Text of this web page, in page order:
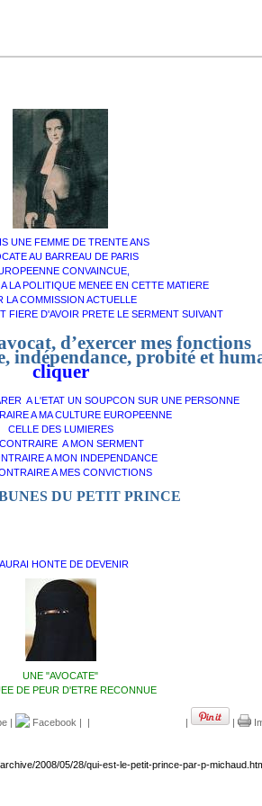
UNE FEMME DE TRENTE ANS
AU BARREAU DE PARIS
CONVAINCUE,
LA POLITIQUE MENEE EN CETTE MATIERE
LA COMMISSION ACTUELLE
FIERE D'AVOIR PRETE LE SERMENT SUIVANT
d’exercer mes fonctions
indépendance, probité et
cliquer
A L'ETAT UN SOUPCON SUR UNE PERSONNE
A MA CULTURE EUROPEENNE
CELLE DES LUMIERES
A MON SERMENT
A MON INDEPENDANCE
A MES CONVICTIONS
DU PETIT PRINCE
HONTE DE DEVENIR
UNE "AVOCATE"
DE PEUR D'ETRE RECONNUE
| Facebook | | | |
2008/05/28/qui-est-le-petit-prince-par-p-